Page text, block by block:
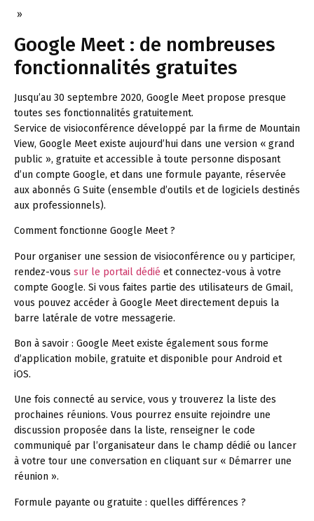
»
Google Meet : de nombreuses
fonctionnalités gratuites
Jusqu’au 30 septembre 2020, Google Meet propose presque
toutes ses fonctionnalités gratuitement.
Service de visioconférence développé par la firme de Mountain
View, Google Meet existe aujourd’hui dans une version « grand
public », gratuite et accessible à toute personne disposant
d’un compte Google, et dans une formule payante, réservée
aux abonnés G Suite (ensemble d’outils et de logiciels destinés
aux professionnels).
Comment fonctionne Google Meet ?
Pour organiser une session de visioconférence ou y participer,
rendez-vous sur le portail dédié et connectez-vous à votre
compte Google. Si vous faites partie des utilisateurs de Gmail,
vous pouvez accéder à Google Meet directement depuis la
barre latérale de votre messagerie.
Bon à savoir : Google Meet existe également sous forme
d’application mobile, gratuite et disponible pour Android et
iOS.
Une fois connecté au service, vous y trouverez la liste des
prochaines réunions. Vous pourrez ensuite rejoindre une
discussion proposée dans la liste, renseigner le code
communiqué par l’organisateur dans le champ dédié ou lancer
à votre tour une conversation en cliquant sur « Démarrer une
réunion ».
Formule payante ou gratuite : quelles différences ?